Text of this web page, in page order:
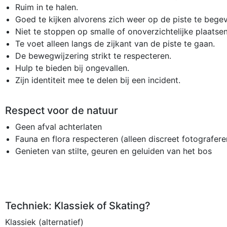
Ruim in te halen.
Goed te kijken alvorens zich weer op de piste te
Niet te stoppen op smalle of onoverzichtelijke
Te voet alleen langs de zijkant van de piste te gaan.
De bewegwijzering strikt te respecteren.
Hulp te bieden bij ongevallen.
Zijn identiteit mee te delen bij een incident.
Respect voor de natuur
Geen afval achterlaten
Fauna en flora respecteren (alleen discreet
Genieten van stilte, geuren en geluiden van het bos
Techniek: Klassiek of Skating?
Klassiek (alternatief)